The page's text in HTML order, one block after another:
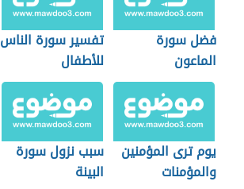
فضل سورة
الماعون
تفسير سورة الناس
للأطفال
يوم ترى المؤمنين
والمؤمنات
سبب نزول سورة
البينة